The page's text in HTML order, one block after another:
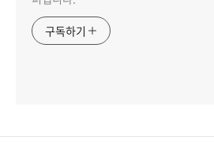
구독하기